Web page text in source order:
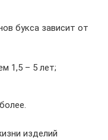
букса зависит от
1,5 – 5 лет;
изделий